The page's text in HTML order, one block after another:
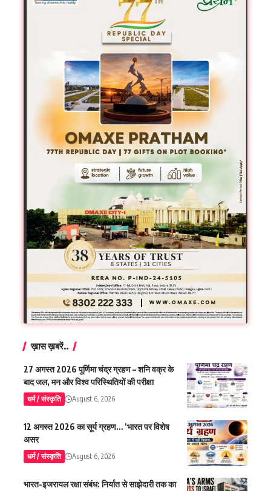
ख़ास ख़बरें..
27 अगस्त 2026 पूर्णिमा चंद्र ग्रहण – शनि वक्र के
बाद जल, मन और विश्व परिस्थितियों की परीक्षा
धर्म / संस्कृति August 6, 2026
12 अगस्त 2026 का सूर्य ग्रहण… ‘भारत पर विशेष
असर
धर्म / संस्कृति August 6, 2026
भारत-इजरायल रक्षा संबंध: निर्यात से साझेदारी तक का